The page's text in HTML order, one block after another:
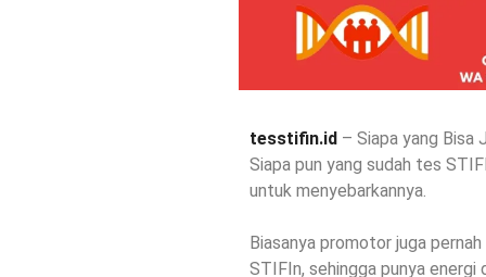
tesstifin.id – Siapa yang Bisa
Siapa pun yang sudah tes
untuk menyebarkannya.
Biasanya promotor juga
STIFIn, sehingga punya energi